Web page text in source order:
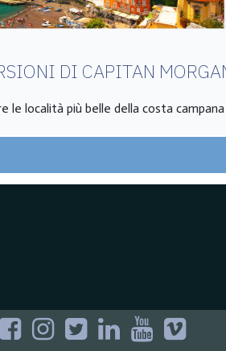
DI CAPITAN
le località più belle della costa